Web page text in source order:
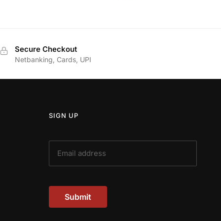
Secure Checkout
Netbanking, Cards, UPI
SIGN UP
Submit